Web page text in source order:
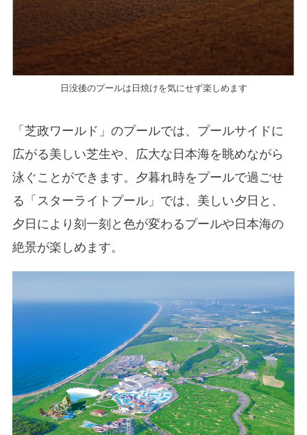
日没後のプールは日焼けを気にせず楽しめます
「芝政ワールド」のプールでは、プールサイドに
広がる美しい芝生や、広大な日本海を眺めながら
泳ぐことができます。夕暮れ時をプールで過ごせ
る「スターライトプール」では、美しい夕日と、
夕日により刻一刻と色が変わるプールや日本海の
絶景が楽しめます。